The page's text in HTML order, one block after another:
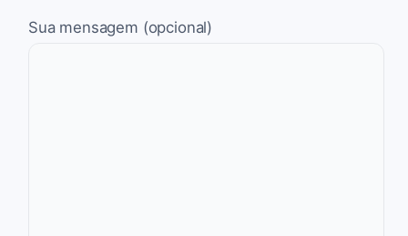
Sua mensagem (opcional)